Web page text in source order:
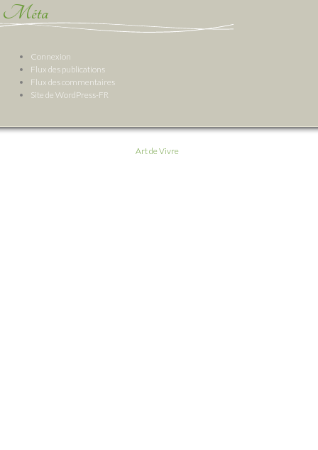
Méta
Connexion
Flux des publications
Flux des commentaires
Site de WordPress-FR
Art de Vivre